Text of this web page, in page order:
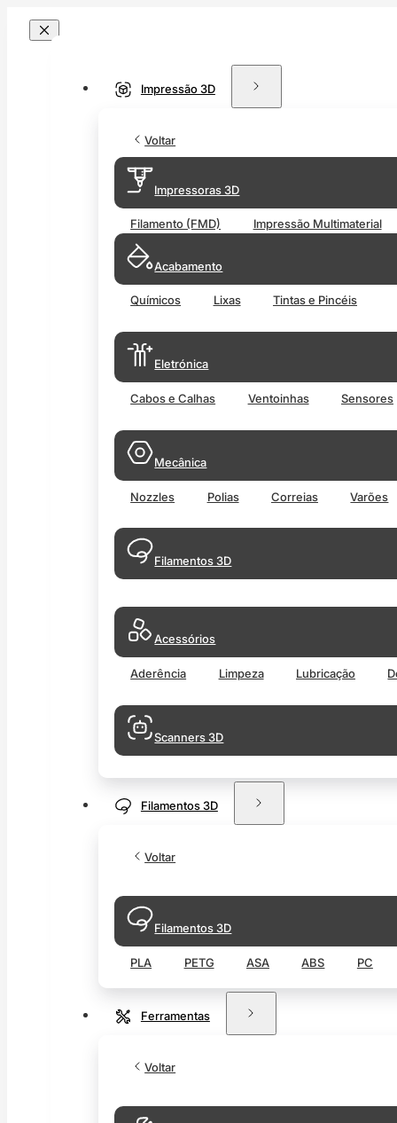
Impressão 3D
Voltar
Impressoras 3D
Filamento (FMD) Impressão Multimaterial
Acabamento
Químicos Lixas Tintas e Pincéis
Eletrónica
Cabos e Calhas Ventoinhas Sensores
Mecânica
Nozzles Polias Correias Varões
Filamentos 3D
Acessórios
Aderência Limpeza Lubricação
Scanners 3D
Filamentos 3D
Voltar
Filamentos 3D
PLA PETG ASA ABS PC
Ferramentas
Voltar